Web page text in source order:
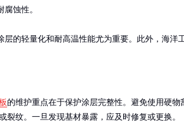
蚀性。
的轻量化和耐高温性能尤为重要。此外，海洋
的维护重点在于保护涂层完整性。避免使用硬
裂纹。一旦发现基材暴露，应及时修复或更换。